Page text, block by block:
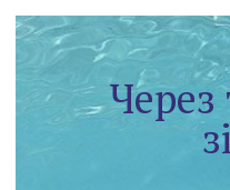
Через